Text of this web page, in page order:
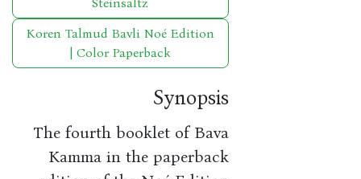
Steinsaltz
Koren Talmud Bavli Noé Edition
| Color Paperback
Synopsis
The fourth booklet of Bava
Kamma in the paperback